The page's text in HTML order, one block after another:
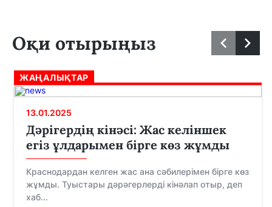
Оқи отырыңыз
ЖАҢАЛЫҚТАР
13.01.2025
Дәрігердің кінәсі: Жас келіншек
егіз ұлдарымен бірге көз жұмды
Краснодардан келген жас ана сәбилерімен бірге көз
жұмды. Туыстары дәрәгерлерді кінәлап отыр, деп
хаб...